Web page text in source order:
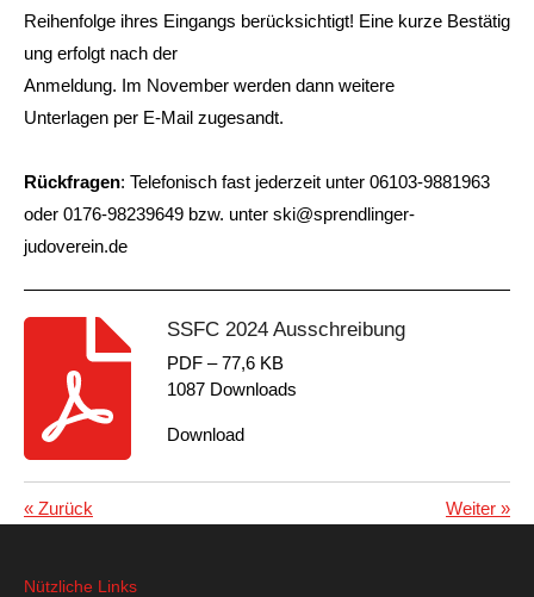
Reihenfolge ihres Eingangs berücksichtigt! Eine kurze Bestätig
ung erfolgt nach der
Anmeldung. Im November werden dann weitere
Unterlagen per E-Mail zugesandt.
Rückfragen: Telefonisch fast jederzeit unter 06103-9881963
oder 0176-98239649 bzw. unter ski@sprendlinger-
judoverein.de
SSFC 2024 Ausschreibung
PDF – 77,6 KB
1087 Downloads
Download
« Zurück Weiter »
Nützliche Links